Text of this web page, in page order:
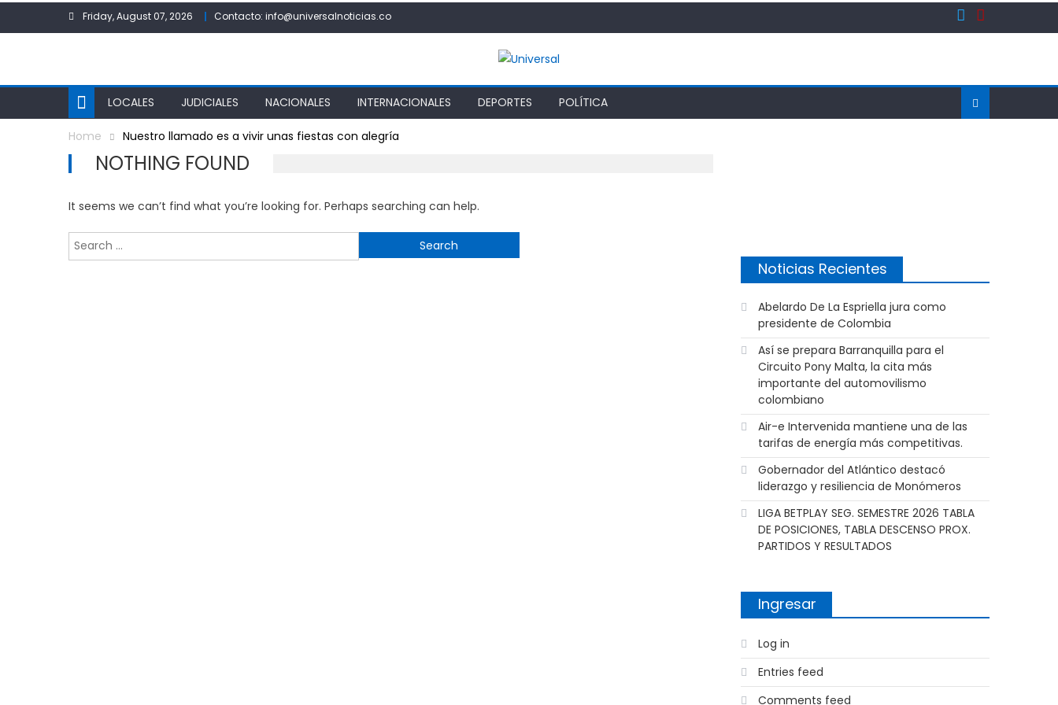
Friday, August 07, 2026 Contacto: info@universalnoticias.co
LOCALES JUDICIALES NACIONALES INTERNACIONALES DEPORTES POLÍTICA
Home Nuestro llamado es a vivir unas fiestas con alegría
NOTHING FOUND
It seems we can’t find what you’re looking for. Perhaps searching can help.
for:
Noticias Recientes
Abelardo De La Espriella jura como
presidente de Colombia
Así se prepara Barranquilla para el
Circuito Pony Malta, la cita más
importante del automovilismo
colombiano
Air-e Intervenida mantiene una de las
tarifas de energía más competitivas.
Gobernador del Atlántico destacó
liderazgo y resiliencia de Monómeros
LIGA BETPLAY SEG. SEMESTRE 2026 TABLA
DE POSICIONES, TABLA DESCENSO PROX.
PARTIDOS Y RESULTADOS
Ingresar
Log in
Entries feed
Comments feed